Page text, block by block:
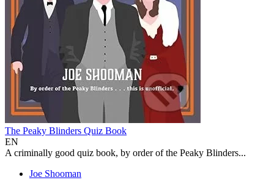
The Peaky Blinders Quiz Book
EN
A criminally good quiz book, by order of the Peaky Blinders...
Joe Shooman